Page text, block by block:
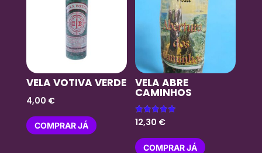
VELA VOTIVA VERDE
4,00 €
COMPRAR JÁ
VELA ABRE
CAMINHOS
Avaliação
5.00
12,30 €
COMPRAR JÁ